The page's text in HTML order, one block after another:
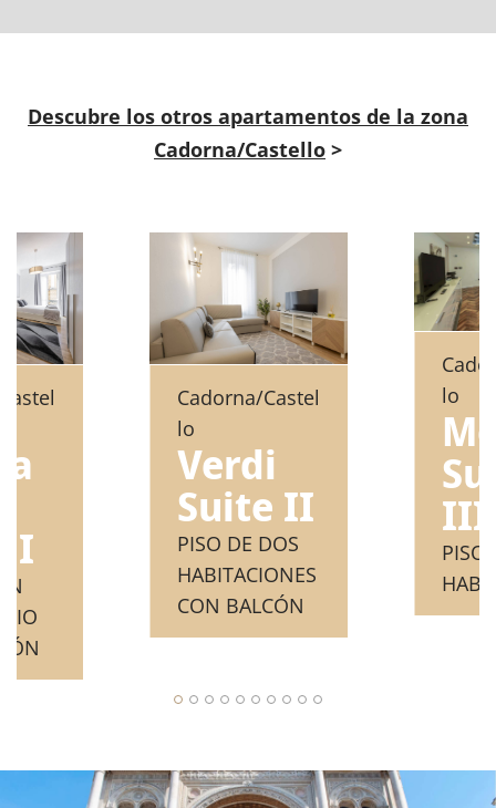
Descubre los otros apartamentos de la zona
Cadorna/Castello >
I
Cadorna/Castel
lo
Verdi
Suite II
PISO DE DOS
HABITACIONES
CON BALCÓN
lo
III
PISO